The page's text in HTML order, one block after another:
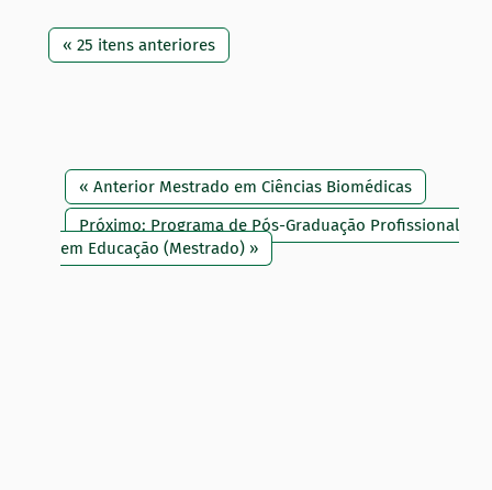
« 25 itens anteriores
« Anterior Mestrado em Ciências Biomédicas
Próximo: Programa de Pós-Graduação Profissional
em Educação (Mestrado) »